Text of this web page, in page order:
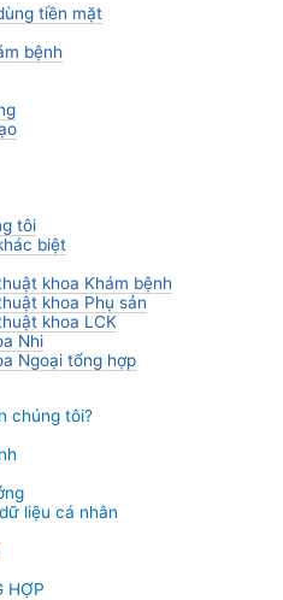
tiền mặt
bệnh
tôi
biệt
khoa Khám bệnh
khoa Phụ sản
khoa LCK
Nhi
Ngoại tổng hợp
chúng tôi?
liệu cá nhân
HỢP